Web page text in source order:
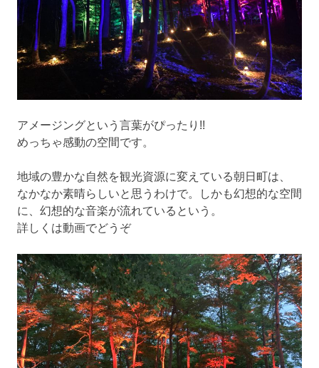
す。
アメージングという言葉がぴったり!!
めっちゃ感動の空間です。
地域の豊かな自然を観光資源に変えている朝日町は、
なかなか素晴らしいと思うわけで。しかも幻想的な空間
に、幻想的な音楽が流れているという。
詳しくは動画でどうぞ